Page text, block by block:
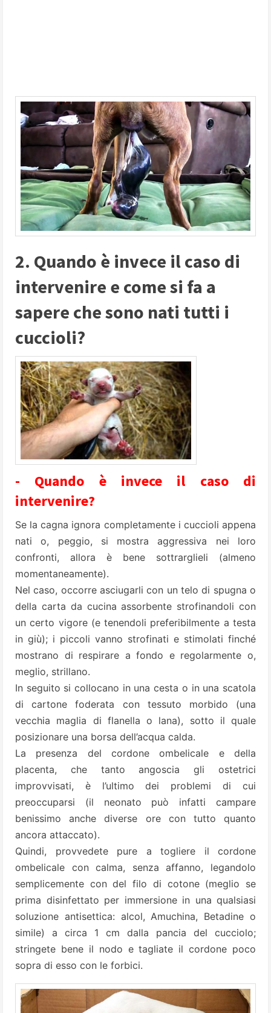
2. Quando è invece il caso di
intervenire e come si fa a
sapere che sono nati tutti i
cuccioli?
- Quando è invece il caso di
intervenire?
Se la cagna ignora completamente i cuccioli appena
nati o, peggio, si mostra aggressiva nei loro
confronti, allora è bene sottrarglieli (almeno
momentaneamente).
Nel caso, occorre asciugarli con un telo di spugna o
della carta da cucina assorbente strofinandoli con
un certo vigore (e tenendoli preferibilmente a testa
in giù); i piccoli vanno strofinati e stimolati finché
mostrano di respirare a fondo e regolarmente o,
meglio, strillano.
In seguito si collocano in una cesta o in una scatola
di cartone foderata con tessuto morbido (una
vecchia maglia di flanella o lana), sotto il quale
posizionare una borsa dell’acqua calda.
La presenza del cordone ombelicale e della
placenta, che tanto angoscia gli ostetrici
improvvisati, è l’ultimo dei problemi di cui
preoccuparsi (il neonato può infatti campare
benissimo anche diverse ore con tutto quanto
ancora attaccato).
Quindi, provvedete pure a togliere il cordone
ombelicale con calma, senza affanno, legandolo
semplicemente con del filo di cotone (meglio se
prima disinfettato per immersione in una qualsiasi
soluzione antisettica: alcol, Amuchina, Betadine o
simile) a circa 1 cm dalla pancia del cucciolo;
stringete bene il nodo e tagliate il cordone poco
sopra di esso con le forbici.